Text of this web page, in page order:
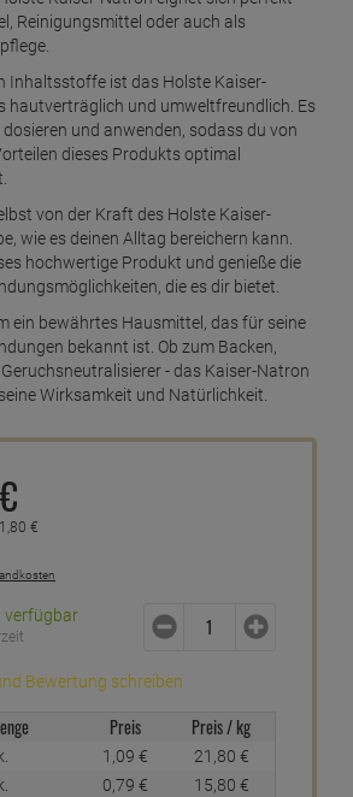
Reinigungsmittel oder auch als
Inhaltsstoffe ist das Holste Kaiser-
hautverträglich und umweltfreundlich. Es
und anwenden, sodass du von
dieses Produkts optimal
von der Kraft des Holste Kaiser-
wie es deinen Alltag bereichern kann.
hochwertige Produkt und genieße die
die es dir bietet.
ein bewährtes Hausmittel, das für seine
bekannt ist. Ob zum Backen,
- das Kaiser-Natron
Wirksamkeit und Natürlichkeit.
€
80 €
verfügbar
Bewertung schreiben
Preis Preis / kg
1, 09 € 21, 80 €
0, 79 € 15, 80 €